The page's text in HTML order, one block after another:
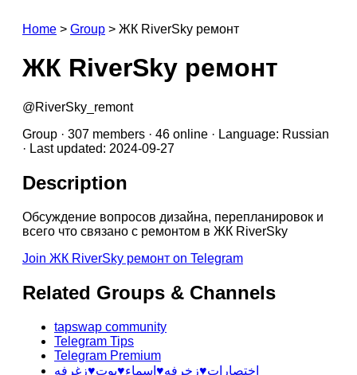
Home > Group > ЖК RiverSky ремонт
ЖК RiverSky ремонт
@RiverSky_remont
Group · 307 members · 46 online · Language: Russian
· Last updated: 2024-09-27
Description
Обсуждение вопросов дизайна, перепланировок и
всего что связано с ремонтом в ЖК RiverSky
Join ЖК RiverSky ремонт on Telegram
Related Groups & Channels
tapswap community
Telegram Tips
Telegram Premium
اختصارات♥️زخرفه♥️اسماء♥️بوت♥️زغرفه